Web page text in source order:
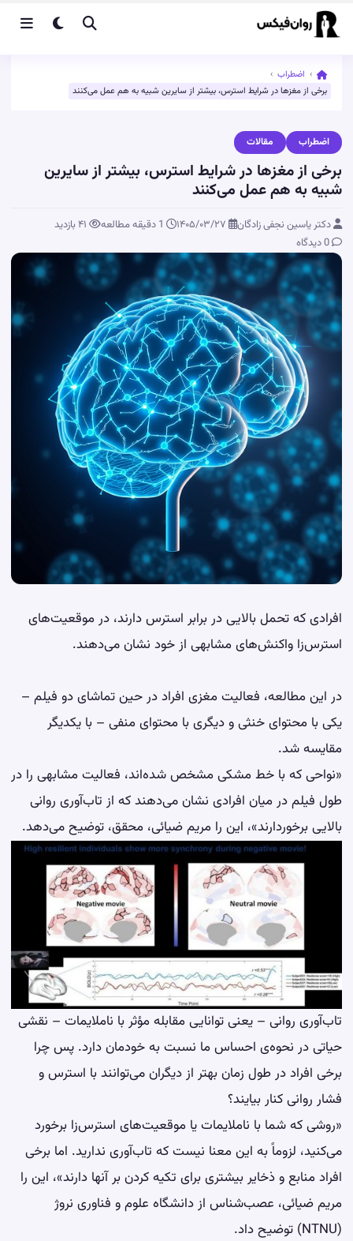
› اضطراب ›
برخی از مغزها در شرایط استرس، بیشتر از سایرین شبیه به هم عمل می‌کنند
اضطراب مقالات
برخی از مغزها در شرایط استرس، بیشتر از سایرین
شبیه به هم عمل می‌کنند
دکتر یاسین نجفی زادگان ۴۱ بازدید
افرادی که تحمل بالایی در برابر استرس دارند، در موقعیت‌های
استرس‌زا واکنش‌های مشابهی از خود نشان می‌دهند.
در این مطالعه، فعالیت مغزی افراد در حین تماشای دو فیلم –
یکی با محتوای خنثی و دیگری با محتوای منفی – با یکدیگر
مقایسه شد.
«نواحی که با خط مشکی مشخص شده‌اند، فعالیت مشابهی را در
طول فیلم در میان افرادی نشان می‌دهند که از تاب‌آوری روانی
بالایی برخوردارند»، این را مریم ضیائی، محقق، توضیح می‌دهد.
تاب‌آوری روانی – یعنی توانایی مقابله مؤثر با ناملایمات – نقشی
حیاتی در نحوه‌ی احساس ما نسبت به خودمان دارد. پس چرا
برخی افراد در طول زمان بهتر از دیگران می‌توانند با استرس و
فشار روانی کنار بیایند؟
«روشی که شما با ناملایمات یا موقعیت‌های استرس‌زا برخورد
می‌کنید، لزوماً به این معنا نیست که تاب‌آوری ندارید. اما برخی
افراد منابع و ذخایر بیشتری برای تکیه کردن بر آنها دارند»، این را
مریم ضیائی، عصب‌شناس از دانشگاه علوم و فناوری نروژ
(NTNU) توضیح داد.